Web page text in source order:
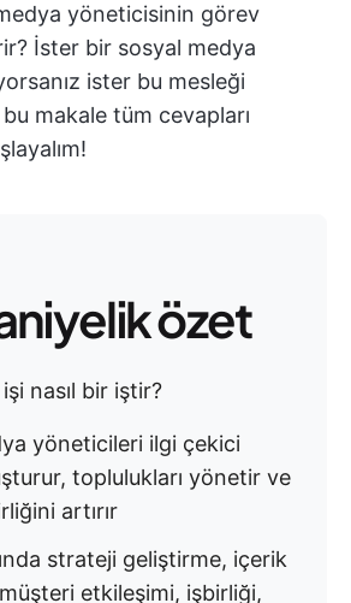
yöneticisinin görev
İster bir sosyal medya
ister bu mesleği
makale tüm cevapları
özet
nasıl bir iştir?
yöneticileri ilgi çekici
toplulukları yönetir ve
artırır
strateji geliştirme, içerik
etkileşimi, işbirliği,